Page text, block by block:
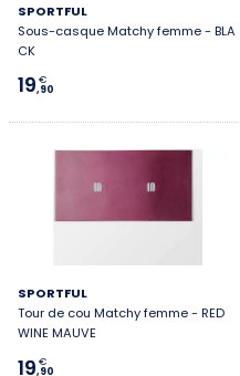
SPORTFUL
Sous-casque Matchy femme - BLA
CK
19,90
€
SPORTFUL
Tour de cou Matchy femme - RED
WINE MAUVE
19,90
€